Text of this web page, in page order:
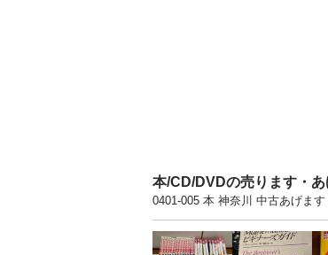
本/CD/DVDの売ります・
0401-005 本 神奈川 中古あげま